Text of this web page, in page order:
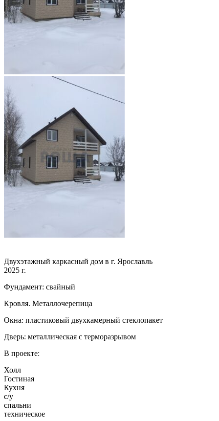
Двухэтажный каркасный дом в г. Ярославль
2025 г.
Фундамент: свайный
Кровля. Металлочерепица
Окна: пластиковый двухкамерный стеклопакет
Дверь: металлическая с терморазрывом
В проекте:
Холл
Гостиная
Кухня
с/у
спальни
техническое